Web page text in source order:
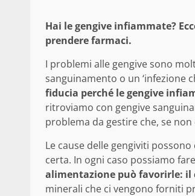
Hai le gengive infiammate?
prendere farmaci.
I problemi alle gengive sono
sanguinamento o un ‘infezione
fiducia perché le gengive
ritroviamo con gengive
problema da gestire che, se
Le cause delle gengiviti
certa. In ogni caso possiamo
alimentazione può favorirle:
minerali che ci vengono forniti